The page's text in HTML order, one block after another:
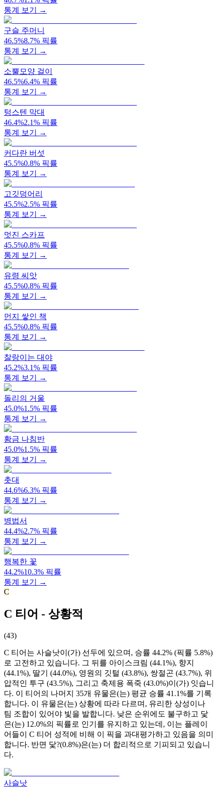
통계 보기 →
구슬 주머니
46.5%8.7% 픽률
통계 보기 →
소뿔모양 걸이
46.5%6.4% 픽률
통계 보기 →
텅스텐 막대
46.4%2.1% 픽률
통계 보기 →
커다란 버섯
45.5%0.8% 픽률
통계 보기 →
고깃덩어리
45.5%2.5% 픽률
통계 보기 →
멋진 스카프
45.5%0.8% 픽률
통계 보기 →
유령 씨앗
45.5%0.8% 픽률
통계 보기 →
먼지 쌓인 책
45.5%0.8% 픽률
통계 보기 →
찰랑이는 대야
45.2%3.1% 픽률
통계 보기 →
돌리의 거울
45.0%1.5% 픽률
통계 보기 →
황금 나침반
45.0%1.5% 픽률
통계 보기 →
촛대
44.6%6.3% 픽률
통계 보기 →
병법서
44.4%2.7% 픽률
통계 보기 →
행복한 꽃
44.2%10.3% 픽률
통계 보기 →
C
C 티어 - 상황적
(43)
C 티어는 사슬낫이(가) 선두에 있으며, 승률 44.2% (픽률 5.8%)
로 고전하고 있습니다. 그 뒤를 아이스크림 (44.1%), 향지
(44.1%), 딸기 (44.0%), 영원의 깃털 (43.8%), 쌍절곤 (43.7%), 위
압적인 투구 (43.5%), 그리고 축제용 폭죽 (43.0%)이(가) 잇습니
다. 이 티어의 나머지 35개 유물은(는) 평균 승률 41.1%를 기록
합니다. 이 유물은(는) 상황에 따라 다르며, 유리한 상성이나
팀 조합이 있어야 빛을 발합니다. 낮은 순위에도 불구하고 닻
은(는) 12.0%의 픽률로 인기를 유지하고 있는데, 이는 플레이
어들이 C 티어 성적에 비해 이 픽을 과대평가하고 있음을 의미
합니다. 반면 닻?(0.8%)은(는) 더 합리적으로 기피되고 있습니
다.
사슬낫